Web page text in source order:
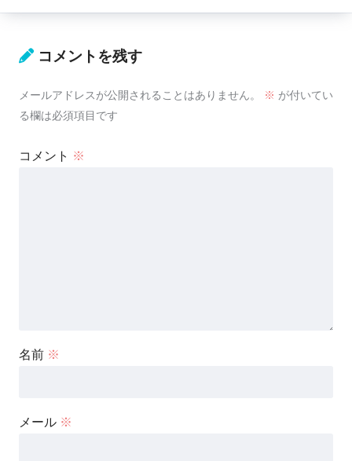
コメントを残す
メールアドレスが公開されることはありません。 ※ が付いてい
る欄は必須項目です
コメント ※
名前 ※
メール ※